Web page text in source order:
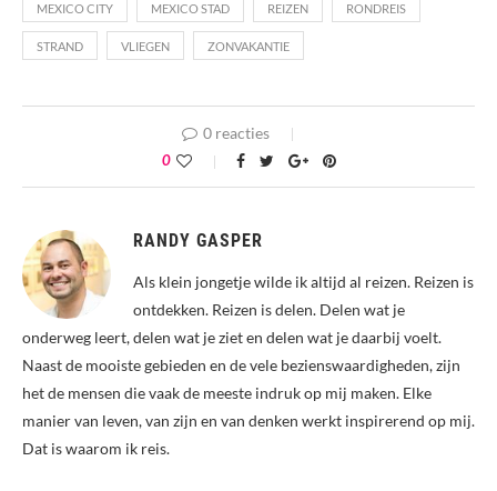
MEXICO CITY MEXICO STAD REIZEN RONDREIS
STRAND VLIEGEN ZONVAKANTIE
0 reacties
0
RANDY GASPER
Als klein jongetje wilde ik altijd al reizen. Reizen is
ontdekken. Reizen is delen. Delen wat je
onderweg leert, delen wat je ziet en delen wat je daarbij voelt.
Naast de mooiste gebieden en de vele bezienswaardigheden, zijn
het de mensen die vaak de meeste indruk op mij maken. Elke
manier van leven, van zijn en van denken werkt inspirerend op mij.
Dat is waarom ik reis.